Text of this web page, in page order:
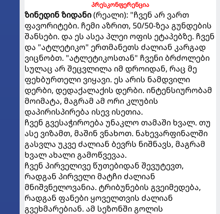
პრესკონფერენცია
ზინედინ ზიდანი(რეალი): "ჩვენ არ ვართ
ფავორიტები. ჩემი აზრით, 50/50-ზეა გუნდების
შანსები. და ეს ასეა პლეი ოფის ეტაპებზე. ჩვენ
და "ატლეტიკო" ერთმანეთს ძალიან კარგად
ვიცნობთ. "ატლეტიკოსთან" ჩვენი ბრძოლები
სულაც არ შეცვლილა იმ დროიდან, რაც მე
ფეხბურთელი ვიყავი. ეს არის ნამდვილი
დერბი, დედაქალაქის დერბი. ინტენსიურობამ
მოიმატა, მაგრამ ამ ორი კლუბის
დაპირისპირება ისევ ისეთია.
ჩვენ გვესაჭიროება უნაკლო თამაში ხვალ. თუ
ასე ვიზამთ, მაშინ ვნახოთ. ნახევარფინალში
გასვლა უკვე ძალიან ბევრს ნიშნავს, მაგრამ
ხვალ ახალი გამოწვევაა.
ჩვენ პირველივე წუთებიდან შევუტევთ,
რადგან პირველი მატჩი ძალიან
მნიშვნელოვანია. ტრიბუნების გვეიმედება,
რადგან ფანები ყოველთვის ძალიან
გვეხმარებიან. ამ სეზონში გოლის